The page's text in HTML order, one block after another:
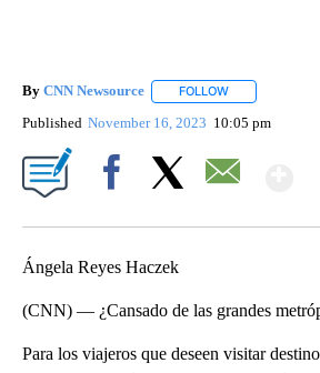
By CNN Newsource FOLLOW
Published November 16, 2023 10:05 pm
Ángela Reyes Haczek
(CNN) — ¿Cansado de las grandes
Para los viajeros que deseen visitar